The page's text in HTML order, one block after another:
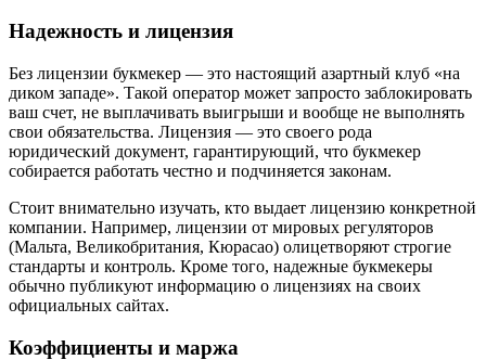
Надежность и лицензия
Без лицензии букмекер — это настоящий азартный клуб «на
диком западе». Такой оператор может запросто заблокировать
ваш счет, не выплачивать выигрыши и вообще не выполнять
свои обязательства. Лицензия — это своего рода
юридический документ, гарантирующий, что букмекер
собирается работать честно и подчиняется законам.
Стоит внимательно изучать, кто выдает лицензию конкретной
компании. Например, лицензии от мировых регуляторов
(Мальта, Великобритания, Кюрасао) олицетворяют строгие
стандарты и контроль. Кроме того, надежные букмекеры
обычно публикуют информацию о лицензиях на своих
официальных сайтах.
Коэффициенты и маржа